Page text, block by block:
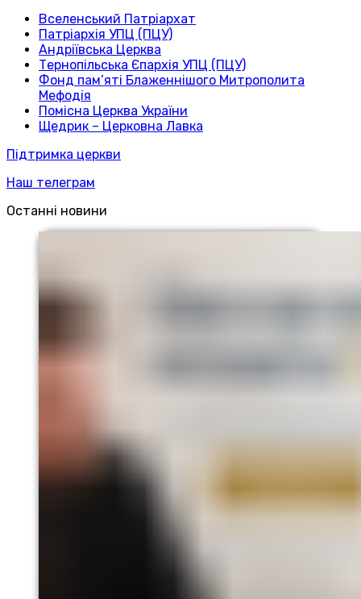
Вселенський Патріархат
Патріархія УПЦ (ПЦУ)
Андріївська Церква
Тернопільська Єпархія УПЦ (ПЦУ)
Фонд пам’яті Блаженнішого Митрополита
Мефодія
Помісна Церква України
Щедрик – Церковна Лавка
Підтримка церкви
Наш телеграм
Останні новини